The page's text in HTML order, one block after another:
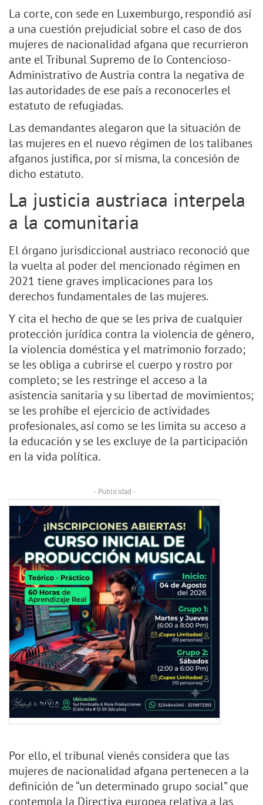
La corte, con sede en Luxemburgo, respondió así
a una cuestión prejudicial sobre el caso de dos
mujeres de nacionalidad afgana que recurrieron
ante el Tribunal Supremo de lo Contencioso-
Administrativo de Austria contra la negativa de
las autoridades de ese país a reconocerles el
estatuto de refugiadas.
Las demandantes alegaron que la situación de
las mujeres en el nuevo régimen de los talibanes
afganos justifica, por sí misma, la concesión de
dicho estatuto.
La justicia austriaca interpela
a la comunitaria
El órgano jurisdiccional austriaco reconoció que
la vuelta al poder del mencionado régimen en
2021 tiene graves implicaciones para los
derechos fundamentales de las mujeres.
Y cita el hecho de que se les priva de cualquier
protección jurídica contra la violencia de género,
la violencia doméstica y el matrimonio forzado;
se les obliga a cubrirse el cuerpo y rostro por
completo; se les restringe el acceso a la
asistencia sanitaria y su libertad de movimientos;
se les prohíbe el ejercicio de actividades
profesionales, así como se les limita su acceso a
la educación y se les excluye de la participación
en la vida política.
- Publicidad -
Por ello, el tribunal vienés considera que las
mujeres de nacionalidad afgana pertenecen a la
definición de “un determinado grupo social” que
contempla la Directiva europea relativa a las